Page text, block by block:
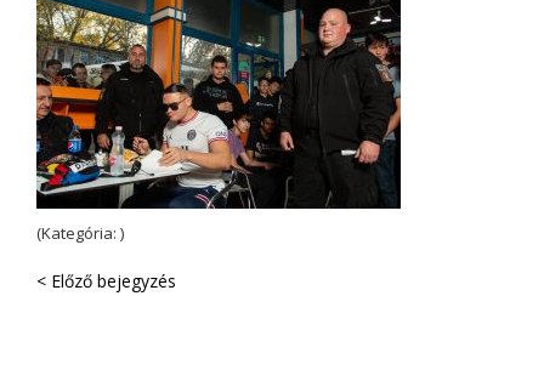
(Kategória: )
< Előző bejegyzés